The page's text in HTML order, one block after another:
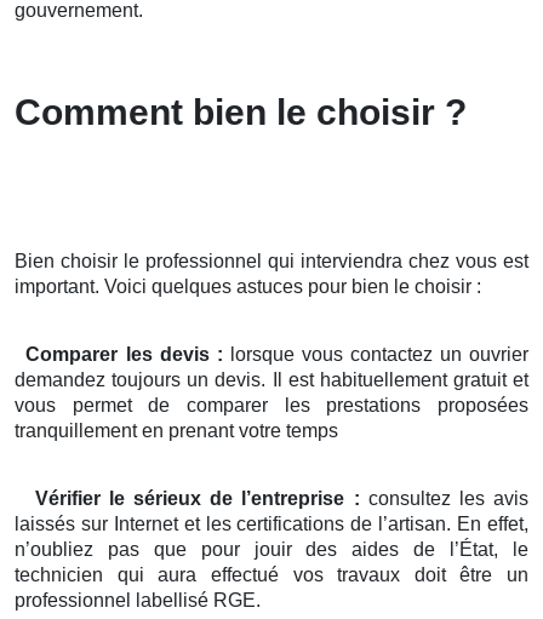
gouvernement.
Comment bien le choisir ?
Bien choisir le professionnel qui interviendra chez vous est
important. Voici quelques astuces pour bien le choisir :
Comparer les devis : lorsque vous contactez un ouvrier
demandez toujours un devis. Il est habituellement gratuit et
vous permet de comparer les prestations proposées
tranquillement en prenant votre temps
Vérifier le sérieux de l’entreprise : consultez les avis
laissés sur Internet et les certifications de l’artisan. En effet,
n’oubliez pas que pour jouir des aides de l’État, le
technicien qui aura effectué vos travaux doit être un
professionnel labellisé RGE.